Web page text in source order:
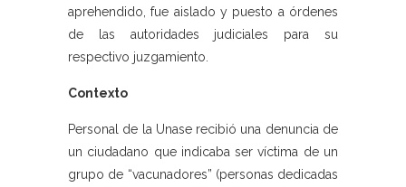
aprehendido, fue aislado y puesto a órdenes
de las autoridades judiciales para su
respectivo juzgamiento.
Contexto
Personal de la Unase recibió una denuncia de
un ciudadano que indicaba ser víctima de un
grupo de “vacunadores” (personas dedicadas